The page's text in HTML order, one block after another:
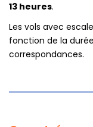
13 heures.
Les vols avec
fonction de la
correspondances.